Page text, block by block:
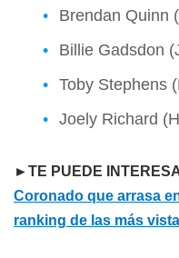
Brendan Quinn
Billie Gadsdon
Toby Stephens
Joely Richard
►TE PUEDE
Coronado que arrasa
ranking de las más